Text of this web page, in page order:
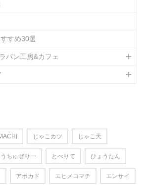
すめ30選
パン工房&カフェ
じゃこカツ じゃこ天
ちゅぜりー とべりて ひょうたん
アボカド エヒメコマチ エンサイ